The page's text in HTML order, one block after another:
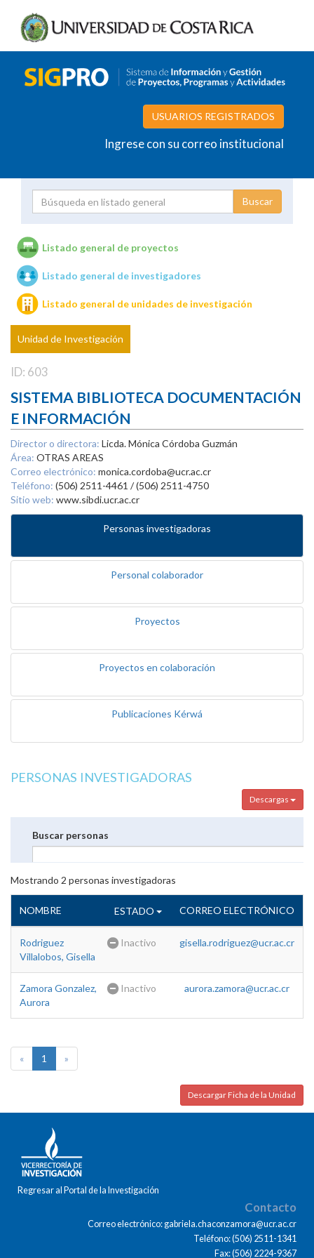
USUARIOS REGISTRADOS
Ingrese con su correo institucional
Unidades de investigación
Listado general de proyectos
Listado general de investigadores
Listado general de unidades de investigación
Unidad de Investigación
ID: 603
SISTEMA BIBLIOTECA DOCUMENTACIÓN
E INFORMACIÓN
Director o directora: Licda. Mónica Córdoba Guzmán
Área: OTRAS AREAS
Correo electrónico: monica.cordoba@ucr.ac.cr
Teléfono: (506) 2511-4461 / (506) 2511-4750
Sitio web: www.sibdi.ucr.ac.cr
Personas investigadoras
Personal colaborador
Proyectos
Proyectos en colaboración
Publicaciones Kérwá
PERSONAS INVESTIGADORAS
Descargas
Buscar personas
Mostrando 2 personas investigadoras
NOMBRE ESTADO CORREO ELECTRÓNICO
Rodriguez
Villalobos, Gisella
Inactivo gisella.rodriguez@ucr.ac.cr
Zamora Gonzalez,
Aurora
Inactivo aurora.zamora@ucr.ac.cr
« 1 »
Descargar Ficha de la Unidad
Regresar al Portal de la Investigación
Contacto
Correo electrónico: gabriela.chaconzamora@ucr.ac.cr
Teléfono: (506) 2511-1341
Fax: (506) 2224-9367